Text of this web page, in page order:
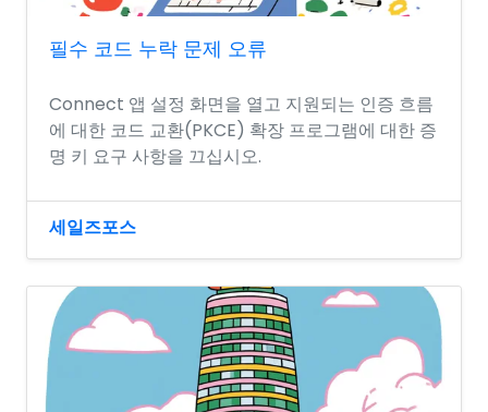
필수 코드 누락 문제 오류
Connect 앱 설정 화면을 열고 지원되는 인증 흐름
에 대한 코드 교환(PKCE) 확장 프로그램에 대한 증
명 키 요구 사항을 끄십시오.
세일즈포스